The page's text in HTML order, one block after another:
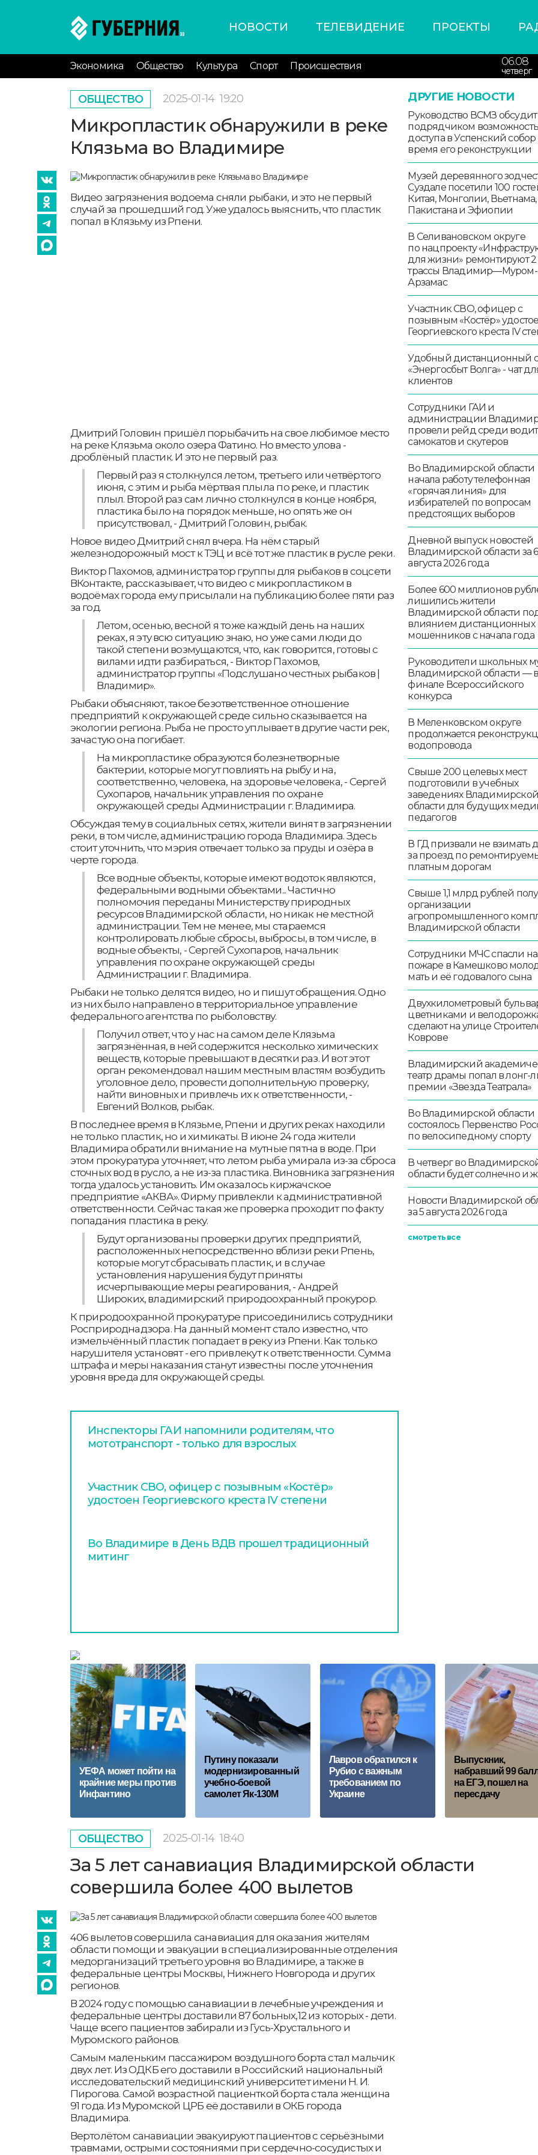
НОВОСТИ ТЕЛЕВИДЕНИЕ ПРОЕКТЫ
Экономика Общество Культура Спорт Происшествия 06.08
четверг
ОБЩЕСТВО 2025-01-14 19:20
Микропластик обнаружили в реке
Клязьма во Владимире
Видео загрязнения водоема сняли рыбаки, и это не первый
случай за прошедший год. Уже удалось выяснить, что пластик
попал в Клязьму из Рпени.
Дмитрий Головин пришёл порыбачить на свое любимое место
на реке Клязьма около озера Фатино. Но вместо улова -
дроблёный пластик. И это не первый раз.
Первый раз я столкнулся летом, третьего или четвёртого
июня, с этим и рыба мёртвая плыла по реке, и пластик
плыл. Второй раз сам лично столкнулся в конце ноября,
пластика было на порядок меньше, но опять же он
присутствовал, - Дмитрий Головин, рыбак.
Новое видео Дмитрий снял вчера. На нём старый
железнодорожный мост к ТЭЦ и всё тот же пластик в русле реки.
Виктор Пахомов, администратор группы для рыбаков в соцсети
ВКонтакте, рассказывает, что видео с микропластиком в
водоёмах города ему присылали на публикацию более пяти раз
за год.
Летом, осенью, весной я тоже каждый день на наших
реках, я эту всю ситуацию знаю, но уже сами люди до
такой степени возмущаются, что, как говорится, готовы с
вилами идти разбираться, - Виктор Пахомов,
администратор группы «Подслушано честных рыбаков |
Владимир».
Рыбаки объясняют, такое безответственное отношение
предприятий к окружающей среде сильно сказывается на
экологии региона. Рыба не просто уплывает в другие части рек,
зачастую она погибает.
На микропластике образуются болезнетворные
бактерии, которые могут повлиять на рыбу и на,
соответственно, человека, на здоровье человека, - Сергей
Сухопаров, начальник управления по охране
окружающей среды Администрации г. Владимира.
Обсуждая тему в социальных сетях, жители винят в загрязнении
реки, в том числе, администрацию города Владимира. Здесь
стоит уточнить, что мэрия отвечает только за пруды и озёра в
черте города.
Все водные объекты, которые имеют водоток являются,
федеральными водными объектами... Частично
полномочия переданы Министерству природных
ресурсов Владимирской области, но никак не местной
администрации. Тем не менее, мы стараемся
контролировать любые сбросы, выбросы, в том числе, в
водные объекты, - Сергей Сухопаров, начальник
управления по охране окружающей среды
Администрации г. Владимира.
Рыбаки не только делятся видео, но и пишут обращения. Одно
из них было направлено в территориальное управление
федерального агентства по рыболовству.
Получил ответ, что у нас на самом деле Клязьма
загрязнённая, в ней содержится несколько химических
веществ, которые превышают в десятки раз. И вот этот
орган рекомендовал нашим местным властям возбудить
уголовное дело, провести дополнительную проверку,
найти виновных и привлечь их к ответственности, -
Евгений Волков, рыбак.
В последнее время в Клязьме, Рпени и других реках находили
не только пластик, но и химикаты. В июне 24 года жители
Владимира обратили внимание на мутные пятна в воде. При
этом прокуратура уточняет, что летом рыба умирала из-за сброса
сточных вод в русло, а не из-за пластика. Виновника загрязнения
тогда удалось установить. Им оказалось киржачское
предприятие «АКВА». Фирму привлекли к административной
ответственности. Сейчас такая же проверка проходит по факту
попадания пластика в реку.
Будут организованы проверки других предприятий,
расположенных непосредственно вблизи реки Рпень,
которые могут сбрасывать пластик, и в случае
установления нарушения будут приняты
исчерпывающие меры реагирования, - Андрей
Широких, владимирский природоохранный прокурор.
К природоохранной прокуратуре присоединились сотрудники
Росприроднадзора. На данный момент стало известно, что
измельчённый пластик попадает в реку из Рпени. Как только
нарушителя установят - его привлекут к ответственности. Сумма
штрафа и меры наказания станут известны после уточнения
уровня вреда для окружающей среды.
Инспекторы ГАИ напомнили родителям, что
мототранспорт - только для взрослых
Участник СВО, офицер с позывным «Костёр»
удостоен Георгиевского креста IV степени
Во Владимире в День ВДВ прошел традиционный
митинг
ДРУГИЕ НОВОСТИ
Руководство ВСМЗ обсудит
подрядчиком возможность
доступа в Успенский собор
время его реконструкции
Музей деревянного
Суздале посетили 100
Китая, Монголии, Вьетнама,
Пакистана и Эфиопии
В Селивановском округе
по нацпроекту
для жизни» ремонтируют
трассы Владимир—Муром-
Арзамас
Участник СВО, офицер с
позывным «Костёр»
Георгиевского креста IV
Удобный дистанционный
«Энергосбыт Волга» - чат
клиентов
Сотрудники ГАИ и
администрации
провели рейд среди
самокатов и скутеров
Во Владимирской области
начала работу телефонная
«горячая линия» для
избирателей по вопросам
предстоящих выборов
Дневной выпуск новостей
Владимирской области за 6
августа 2026 года
Более 600 миллионов
лишились жители
Владимирской области
влиянием дистанционных
мошенников с начала года
Руководители школьных
Владимирской области — в
финале Всероссийского
конкурса
В Меленковском округе
продолжается
водопровода
Свыше 200 целевых мест
подготовили в учебных
заведениях Владимирской
области для будущих
педагогов
В ГД призвали не взимать
за проезд по
платным дорогам
Свыше 1,1 млрд рублей
организации
агропромышленного
Владимирской области
Сотрудники МЧС спасли на
пожаре в Камешково
мать и её годовалого сына
Двухкилометровый
цветниками и
сделают на улице
Коврове
Владимирский
театр драмы попал в лонг-
премии «Звезда Театрала»
Во Владимирской области
состоялось Первенство
по велосипедному спорту
В четверг во
области будет солнечно и
Новости Владимирской
за 5 августа 2026 года
смотреть все
УЕФА может пойти на
крайние меры против
Инфантино
Путину показали
модернизированный
учебно-боевой
самолет Як-130М
Лавров обратился к
Рубио с важным
требованием по
Украине
Выпускник,
набравший 99
на ЕГЭ, пошел на
пересдачу
ОБЩЕСТВО 2025-01-14 18:40
За 5 лет санавиация Владимирской области
совершила более 400 вылетов
406 вылетов совершила санавиация для оказания жителям
области помощи и эвакуации в специализированные отделения
медорганизаций третьего уровня во Владимире, а также в
федеральные центры Москвы, Нижнего Новгорода и других
регионов.
В 2024 году с помощью санавиации в лечебные учреждения и
федеральные центры доставили 87 больных,12 из которых - дети.
Чаще всего пациентов забирали из Гусь-Хрустального и
Муромского районов.
Самым маленьким пассажиром воздушного борта стал мальчик
двух лет. Из ОДКБ его доставили в Российский национальный
исследовательский медицинский университет имени Н. И.
Пирогова. Самой возрастной пациенткой борта стала женщина
91 года. Из Муромской ЦРБ её доставили в ОКБ города
Владимира.
Вертолётом санавиации эвакуируют пациентов с серьёзными
травмами, острыми состояниями при сердечно-сосудистых и